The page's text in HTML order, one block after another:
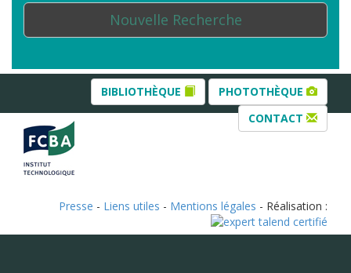
Nouvelle Recherche
BIBLIOTHÈQUE
PHOTOTHÈQUE
CONTACT
Presse - Liens utiles - Mentions légales - Réalisation :